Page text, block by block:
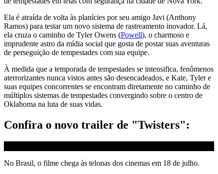
Ela é atraída de volta às planícies por seu amigo Javi (Anthony
Ramos) para testar um novo sistema de rastreamento inovador. Lá,
ela cruza o caminho de Tyler Owens (Powell), o charmoso e
imprudente astro da mídia social que gosta de postar suas aventuras
de perseguição de tempestades com sua equipe.
À medida que a temporada de tempestades se intensifica, fenômenos
aterrorizantes nunca vistos antes são desencadeados, e Kate, Tyler e
suas equipes concorrentes se encontram diretamente no caminho de
múltiplos sistemas de tempestades convergindo sobre o centro de
Oklahoma na luta de suas vidas.
Confira o novo trailer de "Twisters":
No Brasil, o filme chega às telonas dos cinemas em 18 de julho.